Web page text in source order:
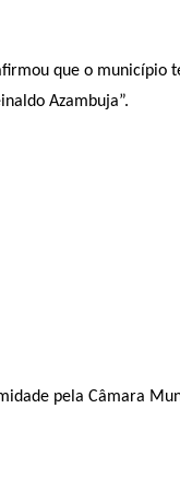
que o município
Azambuja”.
pela Câmara